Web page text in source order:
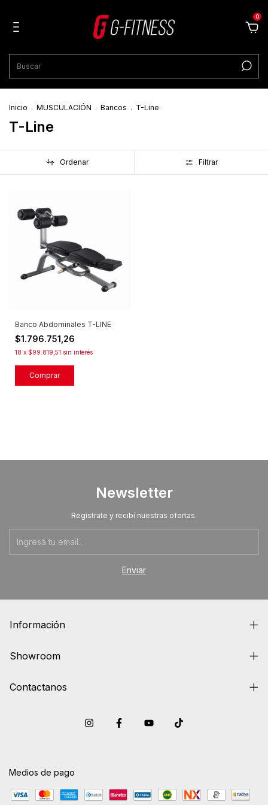
0
Inicio . MUSCULACIÓN . Bancos . T-Line
T-Line
Ordenar Filtrar
Banco Abdominales T-LINE
$1.796.751,26
18 x $99.819,51 sin interés
Newsletter
Registrate y recibí nuestras ofertas.
Información
Showroom
Contactanos
Medios de pago